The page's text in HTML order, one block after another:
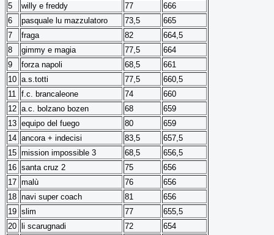
5
willy e freddy 77
666
6
pasquale lu mazzulatoro 73,5
665
7
fraga 82
664,5
8
gimmy e magia 77,5
664
9
forza napoli 68,5
661
10 a.s.totti 77,5
660,5
11
f.c. brancaleone 74
660
12 a.c. bolzano bozen 68
659
13 equipo del fuego 80
659
14 ancora + indecisi 83,5
657,5
15 mission impossible 3 68,5
656,5
16 santa cruz 2 75
656
17 malù 76
656
18 navi super coach 81
656
19 slim 77
655,5
20
li scarugnadi 72
654